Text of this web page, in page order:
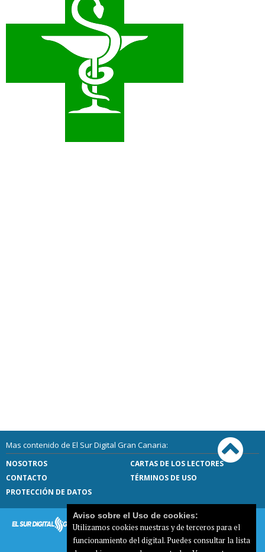
Mas contenido de El Sur Digital Gran Canaria:
NOSOTROS
CARTAS DE LOS LECTORES
CONTACTO
TÉRMINOS DE USO
PROTECCIÓN DE DATOS
Aviso sobre el Uso de cookies:
Utilizamos cookies nuestras y de terceros para el
funcionamiento del digital. Puedes consultar la lista